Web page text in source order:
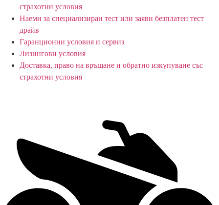
страхотни условия
Наеми за специализиран тест или заяви безплатен тест
драйв
Гаранционни условия и сервиз
Лизингови условия
Доставка, право на връщане и обратно изкупуване със
страхотни условия